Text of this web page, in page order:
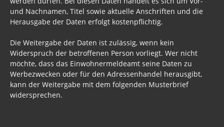
und Nachnamen, Titel sowie aktuelle Anschriften und die
Herausgabe der Daten erfolgt kostenpflichtig.
Die Weitergabe der Daten ist zulässig, wenn kein
Widerspruch der betroffenen Person vorliegt. Wer nicht
möchte, dass das Einwohnermeldeamt seine Daten zu
Werbezwecken oder für den Adressenhandel herausgibt,
kann der Weitergabe mit dem folgenden Musterbrief
widersprechen.